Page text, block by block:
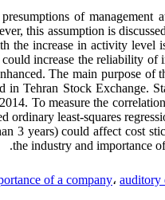
of
this assumption is
the increase in activity
increase the reliability
The main purpose of
in Tehran Stock Exchange.
To measure the
ordinary least-squares
3 years) could affect cost
the industry and importance
of a company، auditory